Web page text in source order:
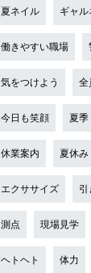
夏ネイル ギャ
働きやすい職場
気をつけよう 全
今日も笑顔 夏季
休業案内 夏休み
エクササイズ
測点 現場見学
ヘトヘト 体力